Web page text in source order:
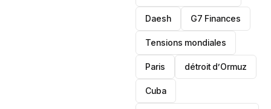
Daesh ‎G7 Finances
Tensions mondiales
Paris détroit d’Ormuz
‎Cuba